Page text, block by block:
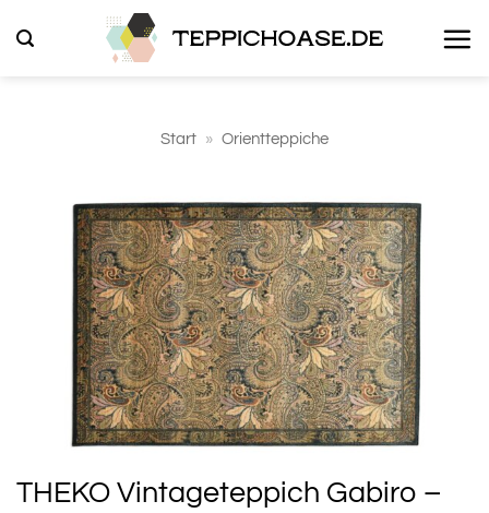
Inhalt
Start » Orientteppiche
THEKO Vintageteppich Gabiro –